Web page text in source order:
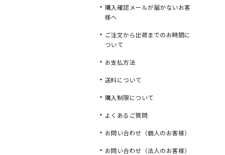
購入確認メールが届かないお客
様へ
ご注文から出荷までのお時間に
ついて
お支払方法
送料について
購入制限について
よくあるご質問
お問い合わせ（個人のお客様）
お問い合わせ（法人のお客様）